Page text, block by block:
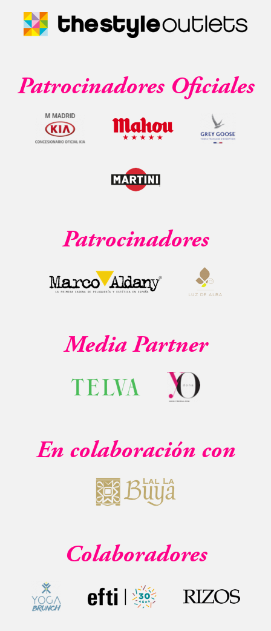
Patrocinadores Oficiales
Patrocinadores
Media Partner
En colaboración con
Colaboradores